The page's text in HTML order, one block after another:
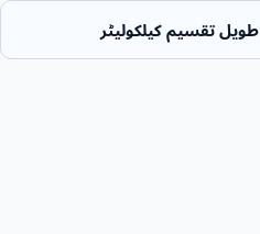
طویل تقسیم کیلکولیٹر